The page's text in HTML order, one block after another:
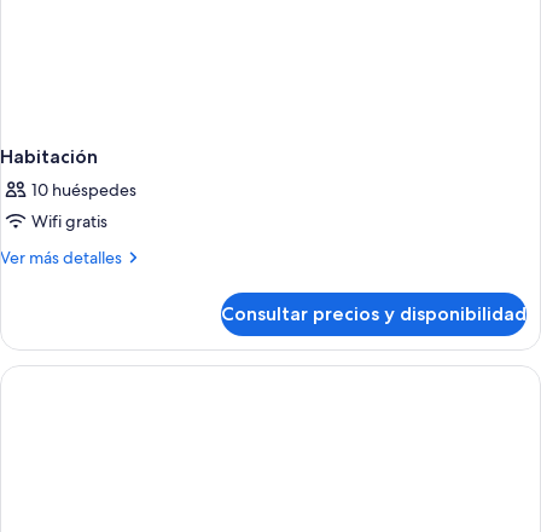
Habitación
10 huéspedes
Wifi gratis
Ver más detalles
Más
Consultar precios y disponibilidad